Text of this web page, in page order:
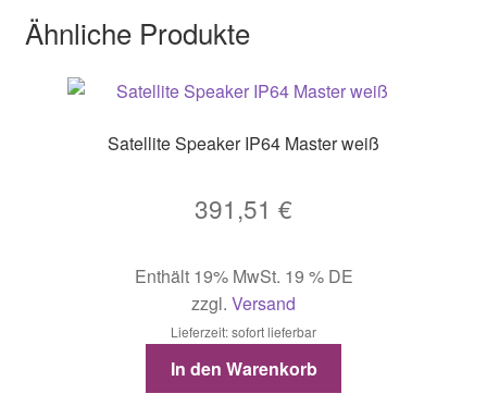
Ähnliche Produkte
Satellite Speaker IP64 Master weiß
391,51 €
Enthält 19% MwSt. 19 % DE
zzgl. Versand
Lieferzeit: sofort lieferbar
In den Warenkorb